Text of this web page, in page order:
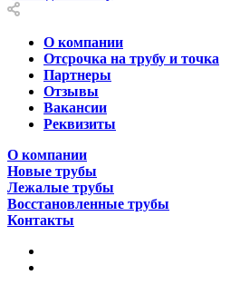
О компании
Отсрочка на трубу и точка
Партнеры
Отзывы
Вакансии
Реквизиты
О компании
Новые трубы
Лежалые трубы
Восстановленные трубы
Контакты